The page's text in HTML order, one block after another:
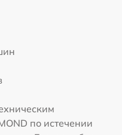
по истечении